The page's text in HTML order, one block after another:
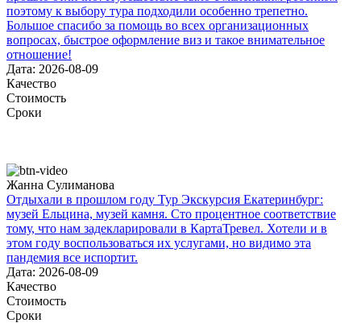
поэтому к выбору тура подходили особенно трепетно.
Большое спасибо за помощь во всех организационных
вопросах, быстрое оформление виз и такое внимательное
отношение!
Дата: 2026-08-09
Качество
Стоимость
Сроки
Жанна Сулиманова
Отдыхали в прошлом году Тур Экскурсия Екатеринбург:
музей Ельцина, музей камня. Сто процентное соответствие
тому, что нам задекларировали в КартаТревел. Хотели и в
этом году воспользоваться их услугами, но видимо эта
пандемия все испортит.
Дата: 2026-08-09
Качество
Стоимость
Сроки